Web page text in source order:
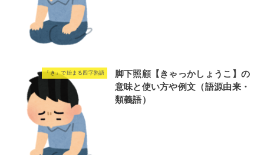
「き」で始まる四字熟語
脚下照顧【きゃっかしょうこ】の
意味と使い方や例文（語源由来・
類義語）